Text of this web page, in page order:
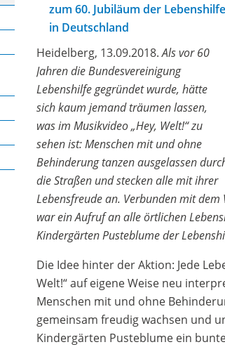
zum 60. Jubiläum der Lebenshilfe
in Deutschland
Heidelberg, 13.09.2018.Als vor 60
Jahren die Bundesvereinigung
Lebenshilfe gegründet wurde, hätte
sich kaum jemand träumen lassen,
was im Musikvideo „Hey, Welt!“ zu
sehen ist: Menschen mit und ohne
Behinderung tanzen ausgelassen
die Straßen und stecken alle mit ihrer
Lebensfreude an. Verbunden mit
war ein Aufruf an alle örtlichen
Kindergärten Pusteblume der
Die Idee hinter der Aktion: Jede
Welt!“ auf eigene Weise neu
Menschen mit und ohne
gemeinsam freudig wachsen und
Kindergärten Pusteblume ein